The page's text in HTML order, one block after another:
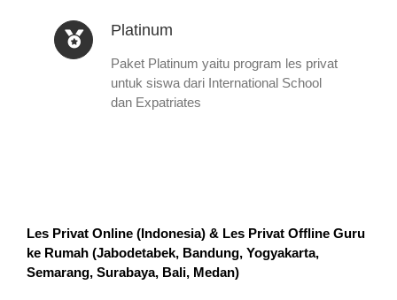
Platinum
Paket Platinum yaitu program les privat
untuk siswa dari International School
dan Expatriates
Les Privat Online (Indonesia) & Les Privat Offline Guru
ke Rumah (Jabodetabek, Bandung, Yogyakarta,
Semarang, Surabaya, Bali, Medan)